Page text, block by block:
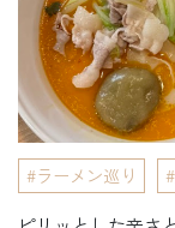
ラーメン巡り